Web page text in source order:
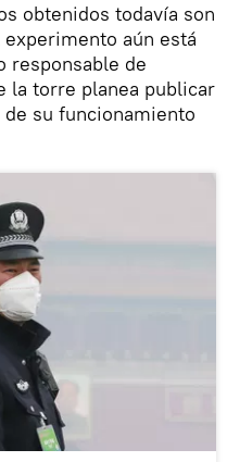
obtenidos todavía son
aún está
responsable de
la torre planea publicar
su funcionamiento